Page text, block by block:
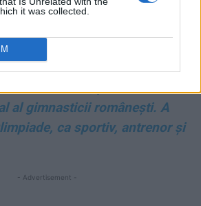
it was collected.
Duckadam… poarta îngerilor!
a murit la doar 65 de ani
al gimnasticii românești. A
ca sportiv, antrenor și
- Advertisement -